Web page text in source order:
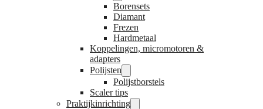
Borensets
Diamant
Frezen
Hardmetaal
Koppelingen, micromotoren &
adapters
Polijsten
Polijstborstels
Scaler tips
Praktijkinrichting